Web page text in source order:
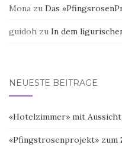
Mona zu Das
guidoh zu In dem
NEUESTE BEITRÄGE
«Hotelzimmer» mit Aussicht
«Pfingstrosenprojekt» zum